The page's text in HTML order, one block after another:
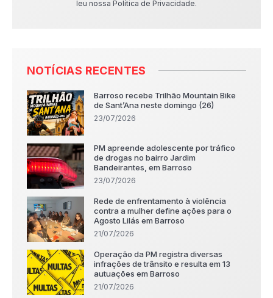
leu nossa Política de Privacidade.
NOTÍCIAS RECENTES
Barroso recebe Trilhão Mountain Bike
de Sant’Ana neste domingo (26)
23/07/2026
PM apreende adolescente por tráfico
de drogas no bairro Jardim
Bandeirantes, em Barroso
23/07/2026
Rede de enfrentamento à violência
contra a mulher define ações para o
Agosto Lilás em Barroso
21/07/2026
Operação da PM registra diversas
infrações de trânsito e resulta em 13
autuações em Barroso
21/07/2026